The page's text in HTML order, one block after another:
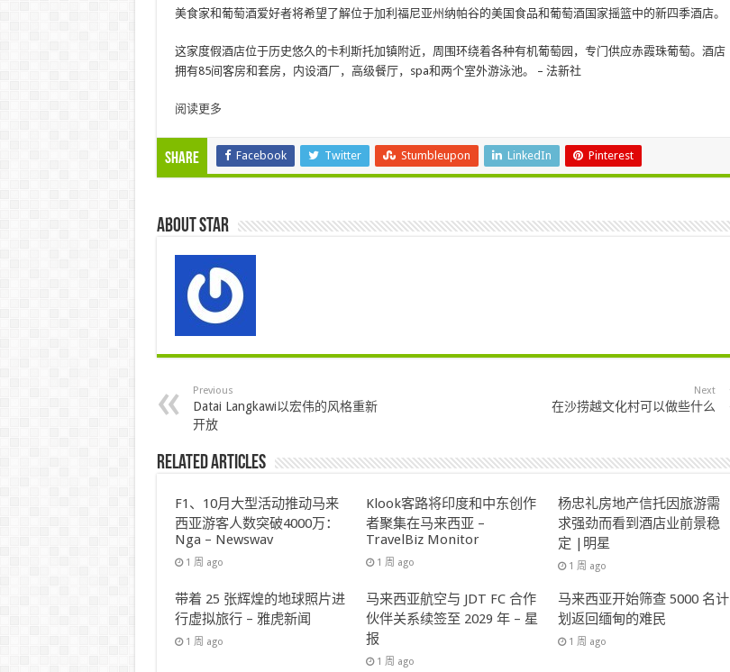
美食家和葡萄酒爱好者将希望了解位于加利福尼亚州纳帕谷的美国食品和葡萄酒国家摇篮中的新四季酒店。
这家度假酒店位于历史悠久的卡利斯托加镇附近，周围环绕着各种有机葡萄园，专门供应赤霞珠葡萄。酒店
拥有85间客房和套房，内设酒厂，高级餐厅，spa和两个室外游泳池。 – 法新社
阅读更多
Share Facebook Twitter Stumbleupon LinkedIn Pinterest
About star
Previous
Datai Langkawi以宏伟的风格重新
开放
Next
在沙捞越文化村可以做些什么
Related Articles
F1、10月大型活动推动马来
西亚游客人数突破4000万：
Nga – Newswav
1 周 ago
Klook客路将印度和中东创作
者聚集在马来西亚 –
TravelBiz Monitor
1 周 ago
杨忠礼房地产信托因旅游需
求强劲而看到酒店业前景稳
定 |明星
1 周 ago
带着 25 张辉煌的地球照片进
行虚拟旅行 – 雅虎新闻
1 周 ago
马来西亚航空与 JDT FC 合作
伙伴关系续签至 2029 年 – 星
报
1 周 ago
马来西亚开始筛查 5000 名计
划返回缅甸的难民
1 周 ago